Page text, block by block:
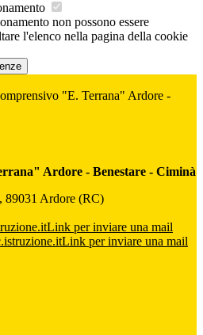
non possono essere
l'elenco nella pagina della cookie
"E. Terrana" Ardore -
Ardore - Benestare - Ciminà
89031 Ardore (RC)
Link per inviare una mail
Link per inviare una mail